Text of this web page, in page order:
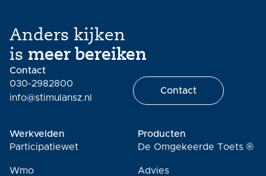
Anders kijken
is meer bereiken
Contact
030-2982800
info@stimulansz.nl
Contact
Werkvelden
Participatiewet
Wmo
Producten
De Omgekeerde Toets ®
Advies